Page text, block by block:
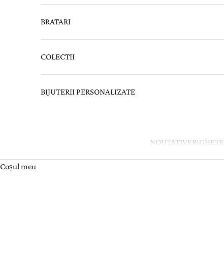
NOUTATIVERIGHETE
BRATARI
COLECTII
BIJUTERII PERSONALIZATE
Coșul meu